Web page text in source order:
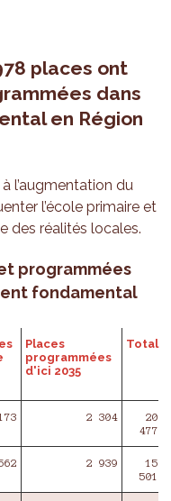
places ont
dans
en Région
l’augmentation du
l’école primaire et
des réalités locales.
programmées
fondamental
Places
programmées
d'ici 2035
Total
2 304
20
477
2 939
15
501